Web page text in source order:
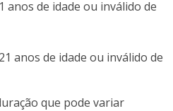
anos de idade ou inválido de
anos de idade ou inválido de
que pode variar